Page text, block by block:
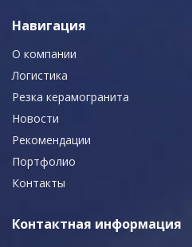
Навигация
О компании
Логистика
Резка керамогранита
Новости
Рекомендации
Портфолио
Контакты
Контактная информация